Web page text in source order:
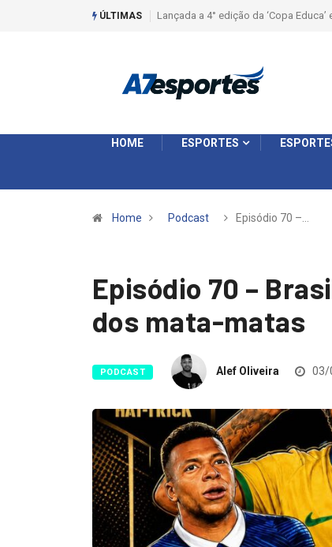
ÚLTIMAS
Lançada a 4° edição da ‘Copa Educa’ em BatataisLiga
HOME ESPORTES
Home Podcast Episódio 70 –…
Episódio 70 –
dos mata-matas
PODCAST Alef Oliveira 03/